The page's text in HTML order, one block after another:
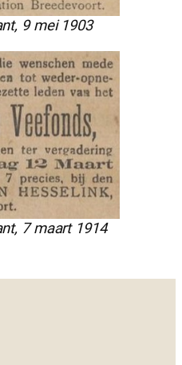
9 mei 1903
7 maart 1914